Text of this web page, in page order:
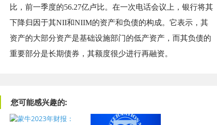
比，前一季度的56.27亿卢比。在一次电话会议上，银行将其
下降归因于其NII和NIIM的资产和负债的构成。它表示，其
资产的大部分资产是基础设施部门的低产资产，而其负债的
重要部分是长期债券，其额度很少进行再融资。
您可能感兴趣的: